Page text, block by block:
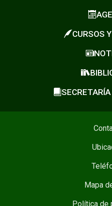
CURSOS
Mapa
Política de